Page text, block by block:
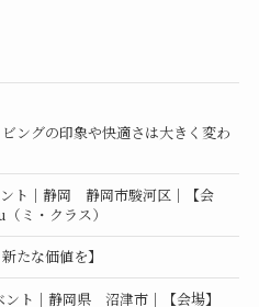
ングの印象や快適さは大きく変わ
ント｜静岡 静岡市駿河区｜【会
ミ・クラス）
たな価値を】
ント｜静岡県 沼津市｜【会場】